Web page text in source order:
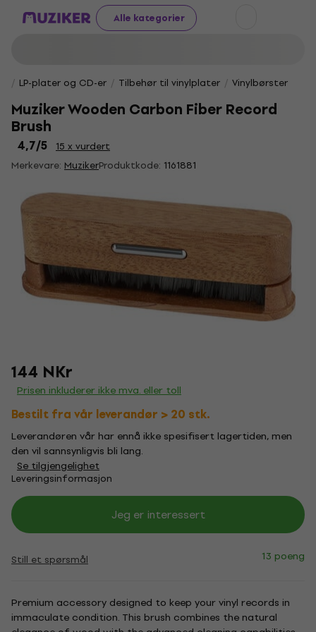
Alle kategorier
LP-plater og CD-er Tilbehør til vinylplater Vinylbørster
Muziker Wooden Carbon Fiber Record
Brush
4,7/5
15 x vurdert
Merkevare: MuzikerProduktkode: 1161881
144 NKr
Prisen inkluderer ikke mva. eller toll
Bestilt fra vår leverandør > 20 stk.
Leverandøren vår har ennå ikke spesifisert lagertiden, men
den vil sannsynligvis bli lang.
Se tilgjengelighet
Leveringsinformasjon
Jeg er interessert
Still et spørsmål 13 poeng
Premium accessory designed to keep your vinyl records in
immaculate condition. This brush combines the natural